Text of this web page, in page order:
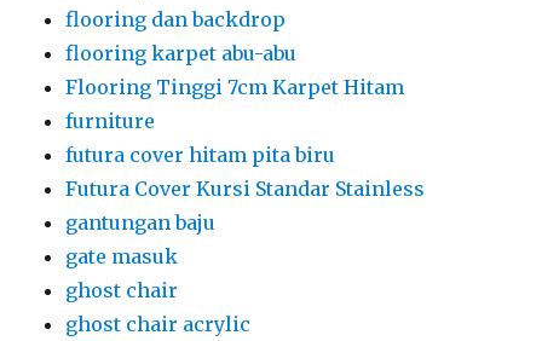
flooring dan backdrop
flooring karpet abu-abu
Flooring Tinggi 7cm Karpet Hitam
furniture
futura cover hitam pita biru
Futura Cover Kursi Standar Stainless
gantungan baju
gate masuk
ghost chair
ghost chair acrylic